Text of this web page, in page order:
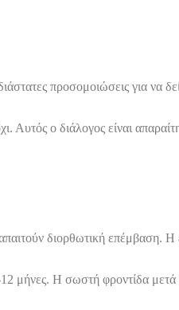
προσομοιώσεις για να
Αυτός ο διάλογος είναι
διορθωτική επέμβαση. Η
μήνες. Η σωστή φροντίδα μετά